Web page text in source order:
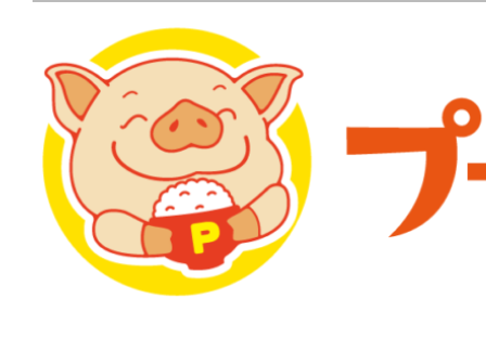
プーさんの満腹日記 |
豊中・箕面)のランチ＆
化してます。